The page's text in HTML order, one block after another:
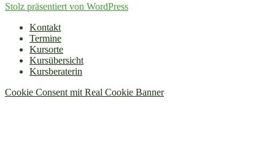
Stolz präsentiert von WordPress
Kontakt
Termine
Kursorte
Kursübersicht
Kursberaterin
Cookie Consent mit Real Cookie Banner